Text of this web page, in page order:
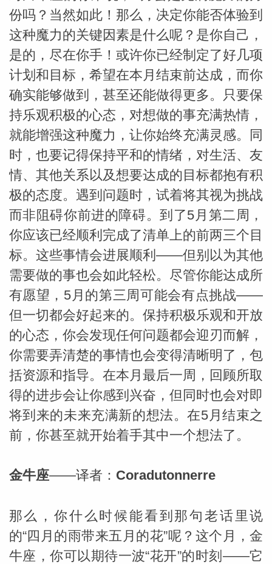
婆星座
网
航
份吗？当然如此！那么，决定你能否体验到
这种魔力的关键因素是什么呢？是你自己，
是的，尽在你手！或许你已经制定了好几项
计划和目标，希望在本月结束前达成，而你
确实能够做到，甚至还能做得更多。只要保
持乐观积极的心态，对想做的事充满热情，
就能增强这种魔力，让你始终充满灵感。同
时，也要记得保持平和的情绪，对生活、友
情、其他关系以及想要达成的目标都抱有积
极的态度。遇到问题时，试着将其视为挑战
而非阻碍你前进的障碍。到了5月第二周，
你应该已经顺利完成了清单上的前两三个目
标。这些事情会进展顺利——但别以为其他
需要做的事也会如此轻松。尽管你能达成所
有愿望，5月的第三周可能会有点挑战——
但一切都会好起来的。保持积极乐观和开放
的心态，你会发现任何问题都会迎刃而解，
你需要弄清楚的事情也会变得清晰明了，包
括资源和指导。在本月最后一周，回顾所取
得的进步会让你感到兴奋，但同时也会对即
将到来的未来充满新的想法。在5月结束之
前，你甚至就开始着手其中一个想法了。
金牛座——译者： Coradutonnerre
那么，你什么时候能看到那句老话里说
的“四月的雨带来五月的花”呢？这个月，金
牛座，你可以期待一波“花开”的时刻——它